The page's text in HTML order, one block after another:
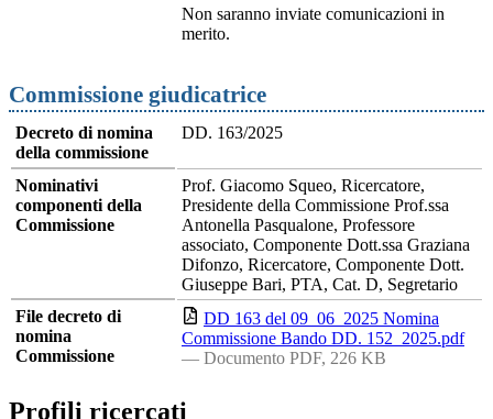
Non saranno inviate comunicazioni in
merito.
Commissione giudicatrice
Decreto di nomina
della commissione
DD. 163/2025
Nominativi
componenti della
Commissione
Prof. Giacomo Squeo, Ricercatore,
Presidente della Commissione Prof.ssa
Antonella Pasqualone, Professore
associato, Componente Dott.ssa Graziana
Difonzo, Ricercatore, Componente Dott.
Giuseppe Bari, PTA, Cat. D, Segretario
File decreto di
nomina
Commissione
DD 163 del 09_06_2025 Nomina
Commissione Bando DD. 152_2025.pdf
— Documento PDF, 226 KB
Profili ricercati